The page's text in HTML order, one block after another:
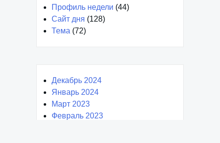
Профиль недели (44)
Сайт дня (128)
Тема (72)
Декабрь 2024
Январь 2024
Март 2023
Февраль 2023